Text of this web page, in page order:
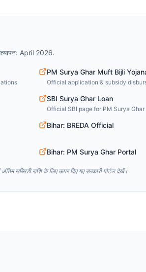
April 2026.
PM Surya Ghar Muft Bijli
Official application & subsidy
SBI Surya Ghar Loan
Official SBI page for PM Surya
Bihar: BREDA Official
Bihar: PM Surya Ghar Portal
सब्सिडी राशि के लिए ऊपर दिए गए सरकारी पोर्टल देखें।